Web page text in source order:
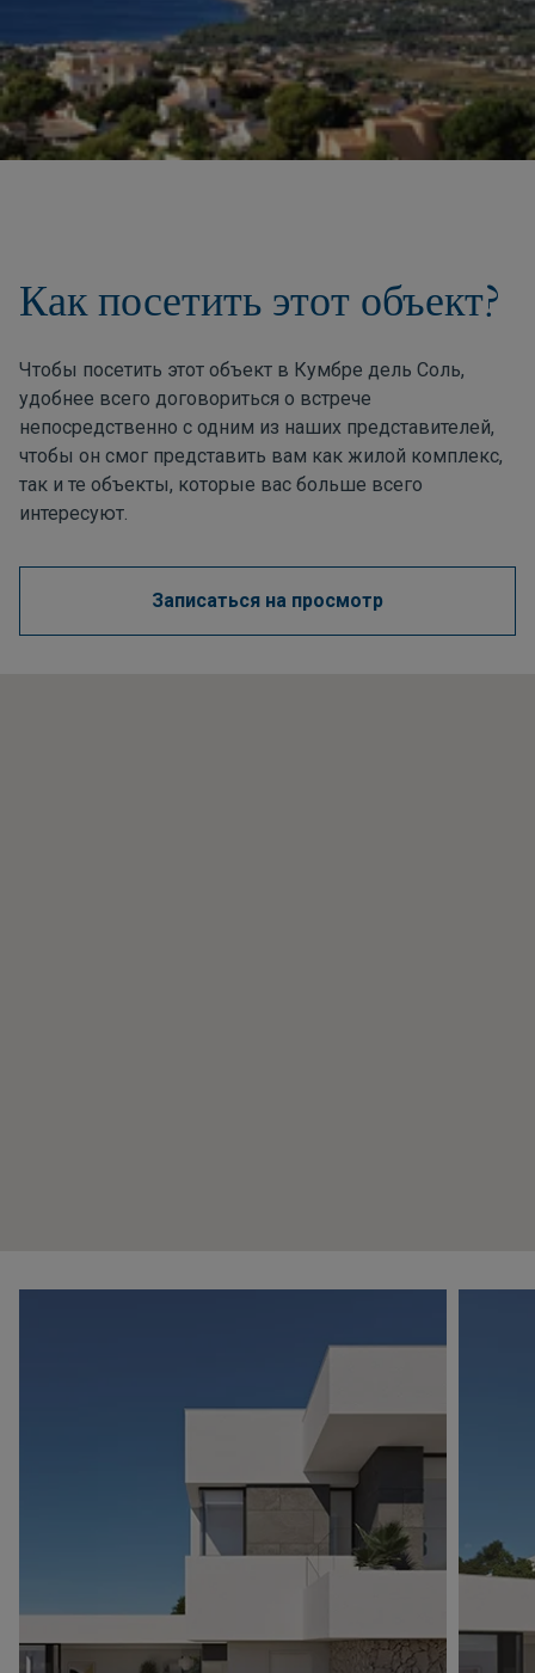
Как посетить этот объект?
Чтобы посетить этот объект в Кумбре дель Соль,
удобнее всего договориться о встрече
непосредственно с одним из наших представителей,
чтобы он смог представить вам как жилой комплекс,
так и те объекты, которые вас больше всего
интересуют.
Записаться на просмотр